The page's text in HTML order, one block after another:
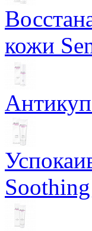
кожи